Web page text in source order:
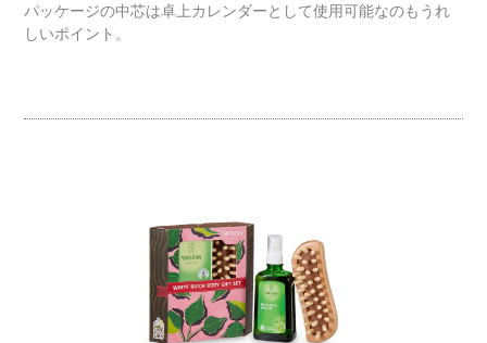
パッケージの中芯は卓上カレンダーとして使用可能なのもうれ
しいポイント。